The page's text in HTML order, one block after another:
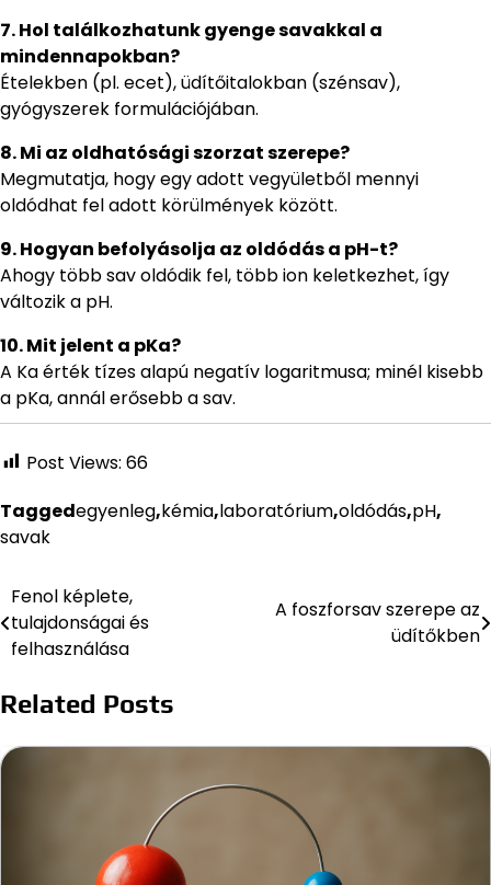
7. Hol találkozhatunk gyenge savakkal a
mindennapokban?
Ételekben (pl. ecet), üdítőitalokban (szénsav),
gyógyszerek formulációjában.
8. Mi az oldhatósági szorzat szerepe?
Megmutatja, hogy egy adott vegyületből mennyi
oldódhat fel adott körülmények között.
9. Hogyan befolyásolja az oldódás a pH-t?
Ahogy több sav oldódik fel, több ion keletkezhet, így
változik a pH.
10. Mit jelent a pKa?
A Ka érték tízes alapú negatív logaritmusa; minél kisebb
a pKa, annál erősebb a sav.
Post Views: 66
Taggedegyenleg,kémia,laboratórium,oldódás,pH,
savak
Bejegyzés
navigáció
Fenol képlete,
tulajdonságai és
felhasználása
A foszforsav szerepe az
üdítőkben
Related Posts